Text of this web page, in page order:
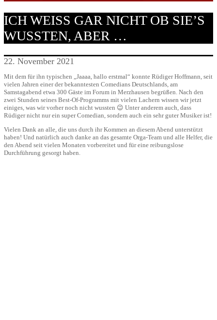
ICH WEISS GAR NICHT OB SIE’S W
USSTEN, ABER …
22. November 2021
Mit dem für ihn typischen „Jaaaa, hallo erstmal“ konnte Rüdiger Hoffmann, seit
vielen Jahren einer der bekanntesten Comedians Deutschlands, am
Samstagabend etwa 300 Gäste im Forum in Merzhausen begrüßen. Nach den
zwei Stunden seines Best-Of-Programms mit vielen Lachern wissen wir jetzt
einiges, was wir vorher noch nicht wussten 😉 Unter anderem auch, dass
Rüdiger nicht nur ein super Comedian, sondern auch ein sehr guter Musiker ist!
Vielen Dank an alle, die uns durch ihr Kommen an diesem Abend unterstützt
haben! Und natürlich auch danke an das gesamte Orga-Team und alle Helfer, die
den Abend seit vielen Monaten vorbereitet und für eine reibungslose
Durchführung gesorgt haben.